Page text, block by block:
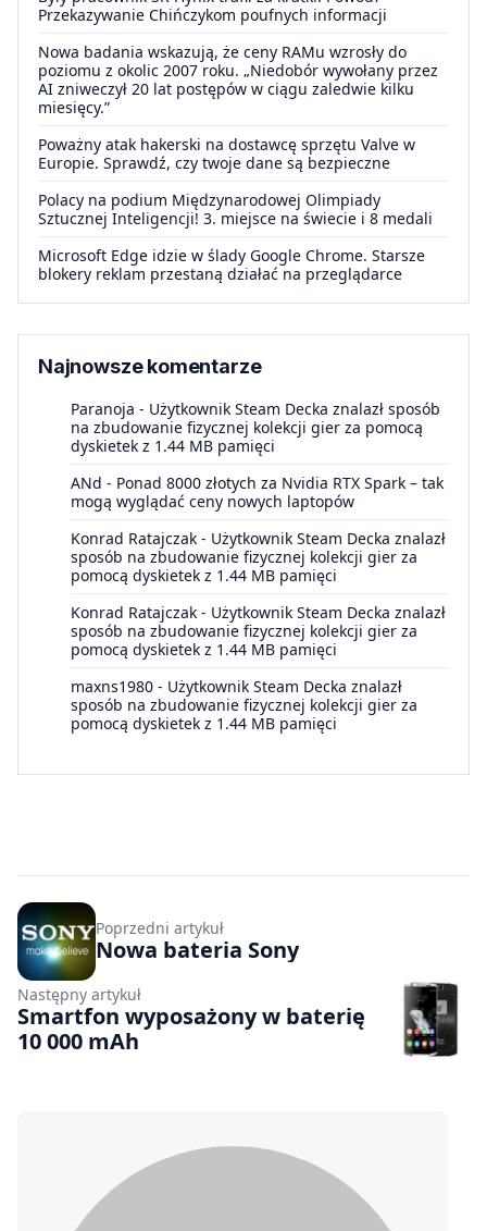
Przekazywanie Chińczykom poufnych informacji
Nowa badania wskazują, że ceny RAMu wzrosły do
poziomu z okolic 2007 roku. „Niedobór wywołany przez
AI zniweczył 20 lat postępów w ciągu zaledwie kilku
miesięcy.”
Poważny atak hakerski na dostawcę sprzętu Valve w
Europie. Sprawdź, czy twoje dane są bezpieczne
Polacy na podium Międzynarodowej Olimpiady
Sztucznej Inteligencji! 3. miejsce na świecie i 8 medali
Microsoft Edge idzie w ślady Google Chrome. Starsze
blokery reklam przestaną działać na przeglądarce
Najnowsze komentarze
Paranoja - Użytkownik Steam Decka znalazł sposób
na zbudowanie fizycznej kolekcji gier za pomocą
dyskietek z 1.44 MB pamięci
ANd - Ponad 8000 złotych za Nvidia RTX Spark – tak
mogą wyglądać ceny nowych laptopów
Konrad Ratajczak - Użytkownik Steam Decka znalazł
sposób na zbudowanie fizycznej kolekcji gier za
pomocą dyskietek z 1.44 MB pamięci
Konrad Ratajczak - Użytkownik Steam Decka znalazł
sposób na zbudowanie fizycznej kolekcji gier za
pomocą dyskietek z 1.44 MB pamięci
maxns1980 - Użytkownik Steam Decka znalazł
sposób na zbudowanie fizycznej kolekcji gier za
pomocą dyskietek z 1.44 MB pamięci
Poprzedni artykuł
Nowa bateria Sony
Następny artykuł
Smartfon wyposażony w baterię
10 000 mAh